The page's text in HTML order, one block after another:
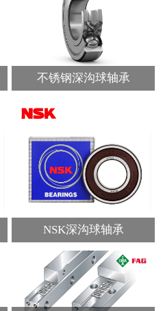
不锈钢深沟球轴承
NSK深沟球轴承